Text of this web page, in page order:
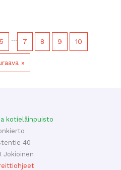
5 … 7 8 9 10
»
kotieläinpuisto
40
Jokioinen